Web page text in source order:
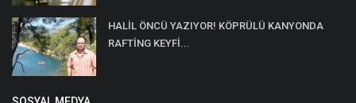
HALİL ÖNCÜ YAZIYOR! KÖPRÜLÜ KANYONDA
RAFTİNG KEYFİ...